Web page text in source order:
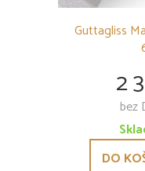
Guttagliss
2
bez
DO